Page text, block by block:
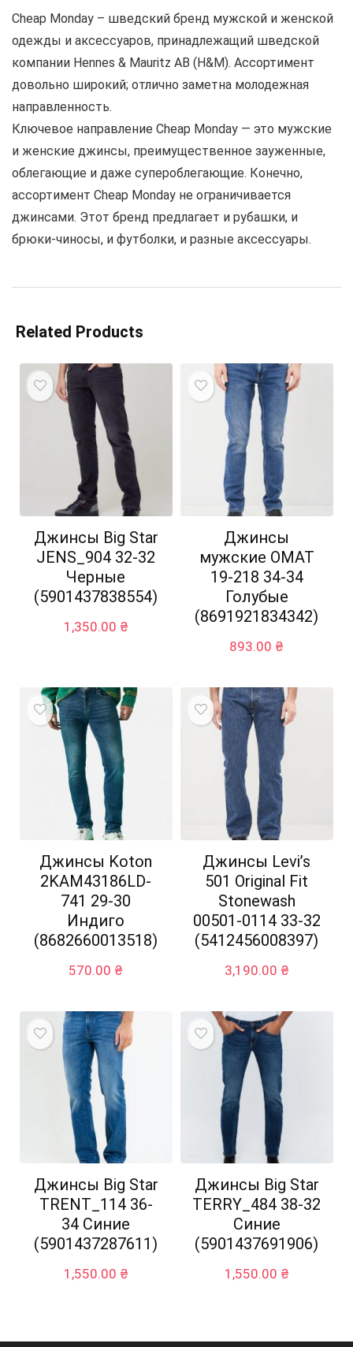
Cheap Monday – шведский бренд мужской и женской
одежды и аксессуаров, принадлежащий шведской
компании Hennes & Mauritz AB (H&M). Ассортимент
довольно широкий; отлично заметна молодежная
направленность.
Ключевое направление Cheap Monday — это мужские
и женские джинсы, преимущественное зауженные,
облегающие и даже супероблегающие. Конечно,
ассортимент Cheap Monday не ограничивается
джинсами. Этот бренд предлагает и рубашки, и
брюки-чиносы, и футболки, и разные аксессуары.
Related Products
Джинсы Big Star
JENS_904 32-32
Черные
(5901437838554)
1,350.00 ₴
Джинсы
мужские OMAT
19-218 34-34
Голубые
(8691921834342)
893.00 ₴
Джинсы Koton
2KAM43186LD-
741 29-30
Индиго
(8682660013518)
570.00 ₴
Джинсы Levi’s
501 Original Fit
Stonewash
00501-0114 33-32
(5412456008397)
3,190.00 ₴
Джинсы Big Star
TRENT_114 36-
34 Синие
(5901437287611)
1,550.00 ₴
Джинсы Big Star
TERRY_484 38-32
Синие
(5901437691906)
1,550.00 ₴